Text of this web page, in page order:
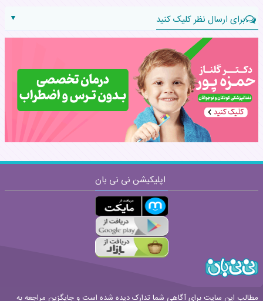
برای ارسال نظر کلیک کنید
▼
نام:
نظر:
اپلیکیشن نی نی بان
مطالب این سایت برای آگاهی شما تدارک دیده شده است و جایگزین مراجعه به